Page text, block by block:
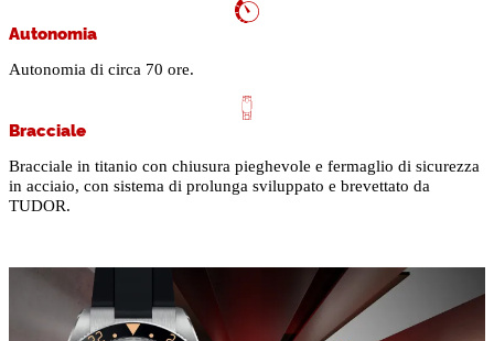
Autonomia
Autonomia di circa 70 ore.
Bracciale
Bracciale in titanio con chiusura pieghevole e fermaglio di sicurezza
in acciaio, con sistema di prolunga sviluppato e brevettato da
TUDOR.